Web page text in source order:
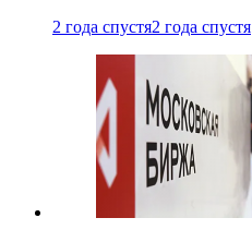
2 года спустя2 года спустя